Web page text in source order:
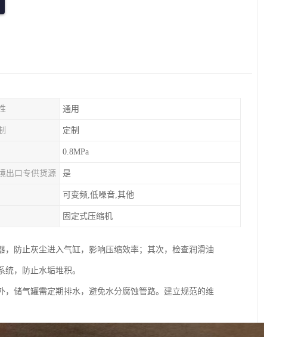
通用
定制
0.8MPa
出口专供货源 是
可变频,低噪音,其他
固定式压缩机
防止灰尘进入气缸，影响压缩效率；其次，检查润滑油
，防止水垢堆积。
储气罐需定期排水，避免水分腐蚀管路。建立规范的维